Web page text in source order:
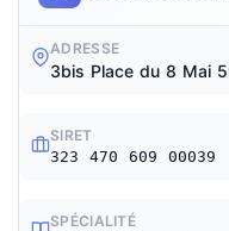
ADRESSE
3bis Place du 8 Mai
SIRET
323 470 609 00039
SPÉCIALITÉ